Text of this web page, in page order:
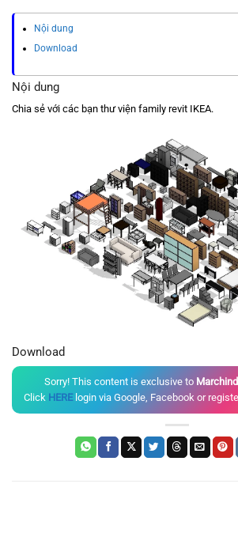
Nội dung
Download
Nội dung
Chia sẻ với các bạn thư viện family revit IKEA.
Download
Sorry! This content is exclusive to
Click HERElogin via Google, Facebook or